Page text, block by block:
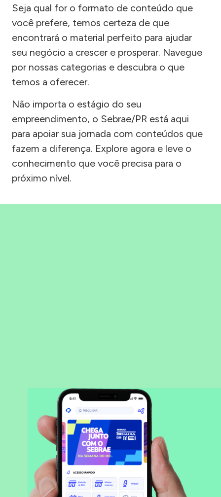
Seja qual for o formato de conteúdo que
você prefere, temos certeza de que
encontrará o material perfeito para ajudar
seu negócio a crescer e prosperar. Navegue
por nossas categorias e descubra o que
temos a oferecer.
Não importa o estágio do seu
empreendimento, o Sebrae/PR está aqui
para apoiar sua jornada com conteúdos que
fazem a diferença. Explore agora e leve o
conhecimento que você precisa para o
próximo nível.